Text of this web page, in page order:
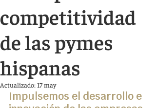
competitividad
de las pymes
hispanas
Actualizado:17 may
Impulsemos el desarrollo e